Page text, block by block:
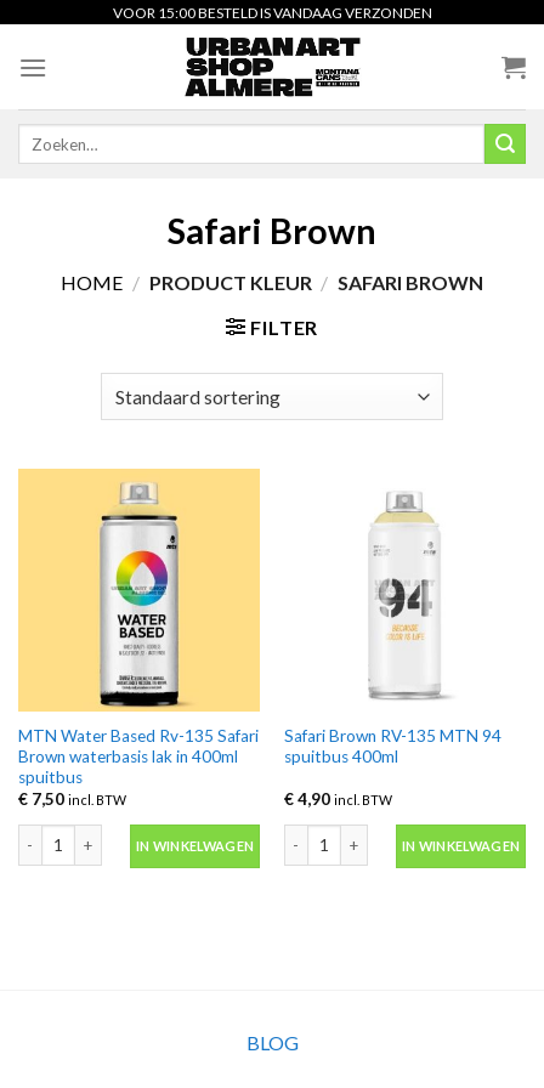
content
VOOR 15:00 BESTELD IS VANDAAG VERZONDEN
Safari Brown
HOME / PRODUCT KLEUR / SAFARI BROWN
FILTER
MTN Water Based Rv-135 Safari
Brown waterbasis lak in 400ml
spuitbus
€7,50 incl. BTW
MTN Water Based Rv-135 Safari Brown waterbasis lak in 400ml spuitbus
IN WINKELWAGEN
Safari Brown RV-135 MTN 94
spuitbus 400ml
€4,90 incl. BTW
Safari Brown RV-135 MTN 94
IN WINKELWAGEN
BLOG